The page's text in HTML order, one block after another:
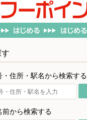
・住所・駅名から検索する
前から検索する